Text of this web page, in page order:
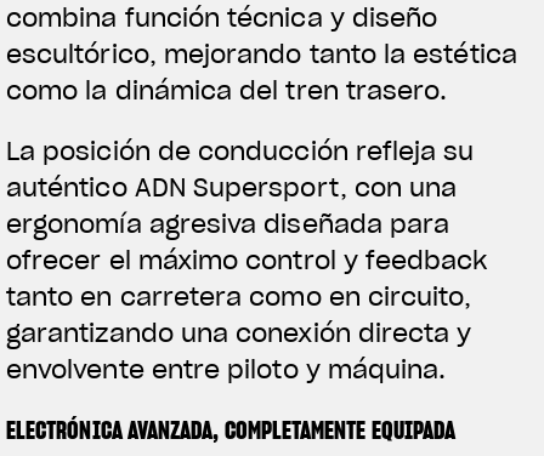
combina función técnica y diseño
escultórico, mejorando tanto la estética
como la dinámica del tren trasero.
La posición de conducción refleja su
auténtico ADN Supersport, con una
ergonomía agresiva diseñada para
ofrecer el máximo control y feedback
tanto en carretera como en circuito,
garantizando una conexión directa y
envolvente entre piloto y máquina.
ELECTRÓNICA AVANZADA, COMPLETAMENTE EQUIPADA